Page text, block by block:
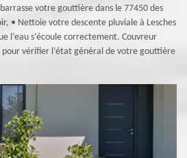
votre gouttière dans le 77450 des
• Nettoie votre descente pluviale à Lesches
l’eau s’écoule correctement. Couvreur
vérifier l’état général de votre gouttière